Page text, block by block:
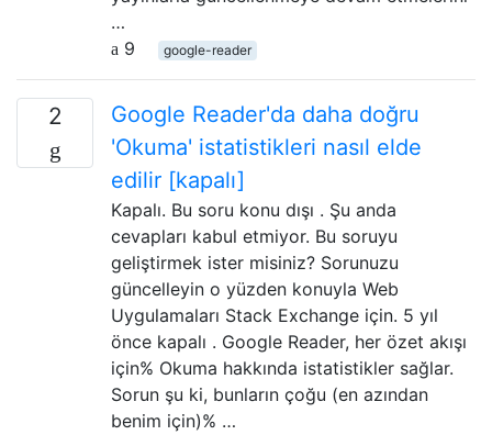
…
9
google-reader
2
Google Reader'da daha doğru
'Okuma' istatistikleri nasıl elde
edilir [kapalı]
Kapalı. Bu soru konu dışı . Şu anda
cevapları kabul etmiyor. Bu soruyu
geliştirmek ister misiniz? Sorunuzu
güncelleyin o yüzden konuyla Web
Uygulamaları Stack Exchange için. 5 yıl
önce kapalı . Google Reader, her özet akışı
için% Okuma hakkında istatistikler sağlar.
Sorun şu ki, bunların çoğu (en azından
benim için)% …